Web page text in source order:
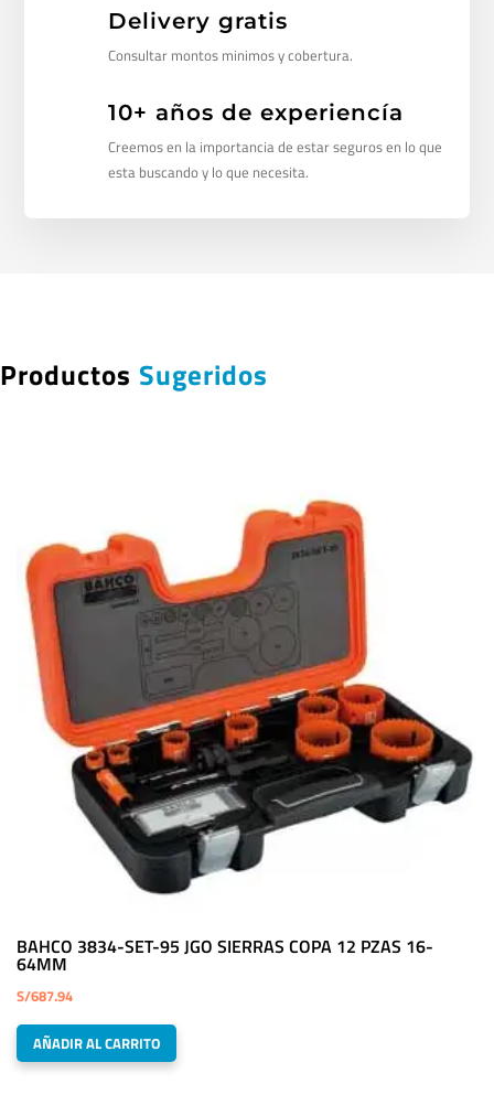
Delivery gratis
Consultar montos minimos y cobertura.
10+ años de experiencía
Creemos en la importancia de estar seguros en lo que
esta buscando y lo que necesita.
Productos Sugeridos
BAHCO 3834-SET-95 JGO SIERRAS COPA 12 PZAS 16-
64MM
S/687.94
AÑADIR AL CARRITO